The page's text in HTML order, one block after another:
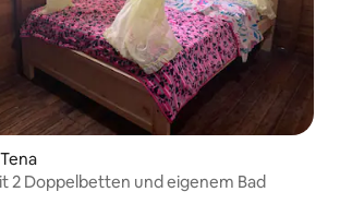
2 Doppelbetten und eigenem Bad